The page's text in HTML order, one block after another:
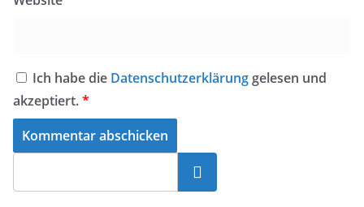
Ich habe die Datenschutzerklärung gelesen und
akzeptiert.*
Suchen